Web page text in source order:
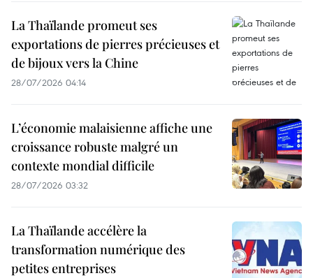
La Thaïlande promeut ses
exportations de pierres précieuses et
de bijoux vers la Chine
28/07/2026 04:14
L’économie malaisienne affiche une
croissance robuste malgré un
contexte mondial difficile
28/07/2026 03:32
La Thaïlande accélère la
transformation numérique des
petites entreprises